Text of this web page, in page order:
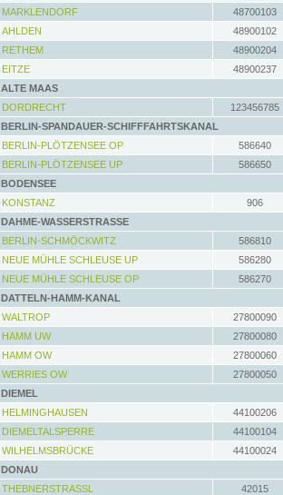
MARKLENDORF
48700103
AHLDEN
48900102
RETHEM
48900204
EITZE
48900237
ALTE MAAS
DORDRECHT
123456785
BERLIN-SPANDAUER-SCHIFFFAHRTSKANAL
BERLIN-PLÖTZENSEE OP
586640
BERLIN-PLÖTZENSEE UP
586650
BODENSEE
KONSTANZ
906
DAHME-WASSERSTRASSE
BERLIN-SCHMÖCKWITZ
586810
NEUE MÜHLE SCHLEUSE UP
586280
NEUE MÜHLE SCHLEUSE OP
586270
DATTELN-HAMM-KANAL
WALTROP
27800090
HAMM UW
27800080
HAMM OW
27800060
WERRIES OW
27800050
DIEMEL
HELMINGHAUSEN
44100206
DIEMELTALSPERRE
44100104
WILHELMSBRÜCKE
44100024
DONAU
THEBNERSTRASSL
42015